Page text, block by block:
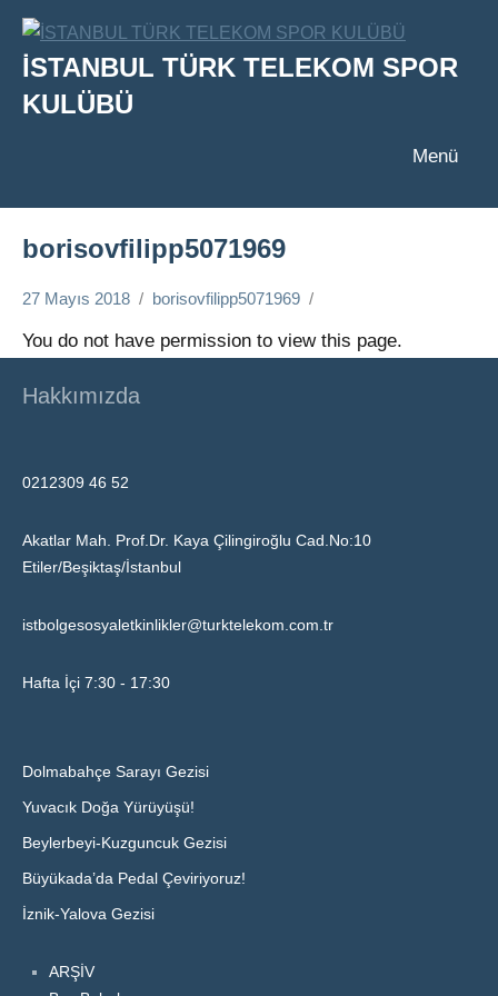
İçeriğe
İSTANBUL TÜRK TELEKOM SPOR
KULÜBÜ
Menü
borisovfilipp5071969
27 Mayıs 2018 borisovfilipp5071969
You do not have permission to view this page.
Hakkımızda
0212309 46 52
Akatlar Mah. Prof.Dr. Kaya Çilingiroğlu Cad.No:10
Etiler/Beşiktaş/İstanbul
istbolgesosyaletkinlikler@turktelekom.com.tr
Hafta İçi 7:30 - 17:30
Dolmabahçe Sarayı Gezisi
Yuvacık Doğa Yürüyüşü!
Beylerbeyi-Kuzguncuk Gezisi
Büyükada’da Pedal Çeviriyoruz!
İznik-Yalova Gezisi
ARŞİV